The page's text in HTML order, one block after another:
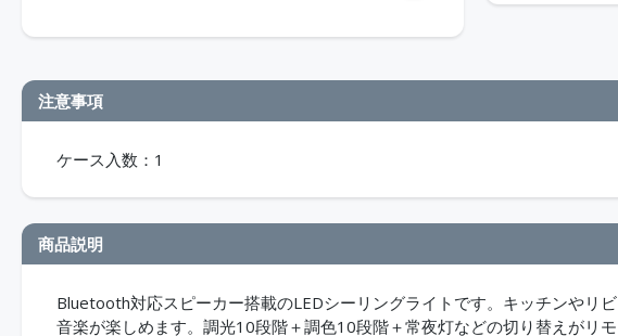
注意事項
ケース入数：1
商品説明
Bluetooth対応スピーカー搭載のLEDシーリングライトです。キッチンやリ
音楽が楽しめます。調光10段階＋調色10段階＋常夜灯などの切り替えがリ